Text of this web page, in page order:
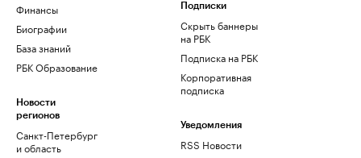
Финансы
Биографии
База знаний
РБК Образование
Новости
регионов
Санкт-Петербург
и область
Подписки
Скрыть баннеры
на РБК
Подписка на РБК
Корпоративная
подписка
Уведомления
RSS Новости